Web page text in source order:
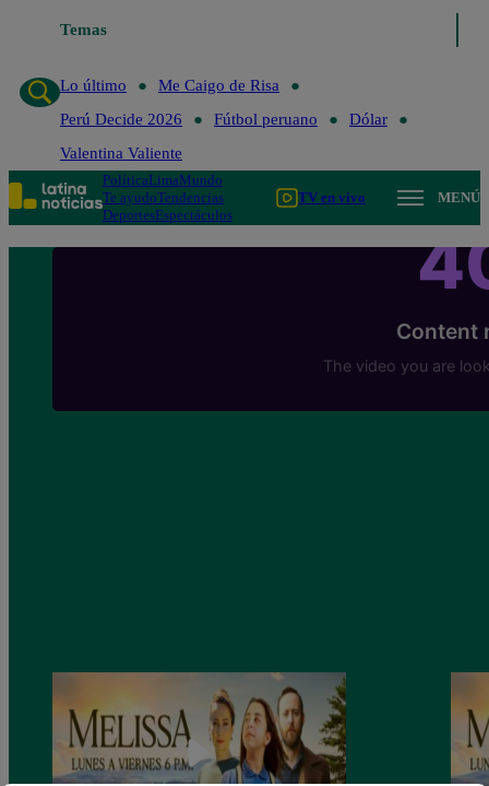
Temas
Lo último
Me Caigo de Risa
Perú Decide 2026
Fútbol peruano
Dólar
Valentina Valiente
PolíticaLimaMundo
Te ayudoTendencias
DeportesEspectáculos
TV en vivo MENÚ